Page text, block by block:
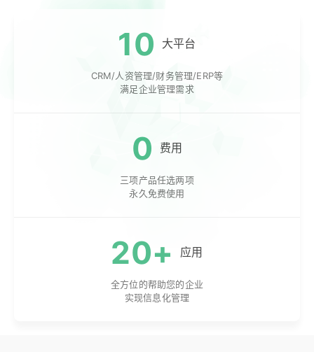
10 大平台
CRM/人资管理/财务管理/ERP等
满足企业管理需求
0 费用
三项产品任选两项
永久免费使用
20+ 应用
全方位的帮助您的企业
实现信息化管理